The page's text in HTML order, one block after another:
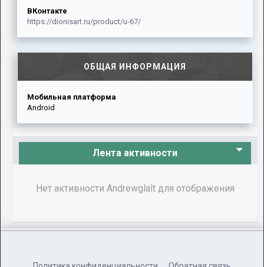
ВКонтакте
https://dionisart.ru/product/u-67/
ОБЩАЯ ИНФОРМАЦИЯ
Мобильная платформа
Android
Лента активности
Нет активности Andrewglalt для отображения